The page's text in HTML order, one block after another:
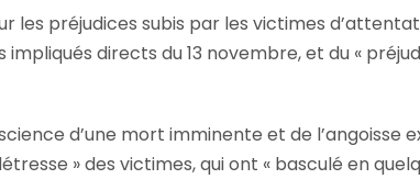
les préjudices subis par les victimes
impliqués directs du 13 novembre, et du «
d’une mort imminente et de l’angoisse
» des victimes, qui ont « basculé en